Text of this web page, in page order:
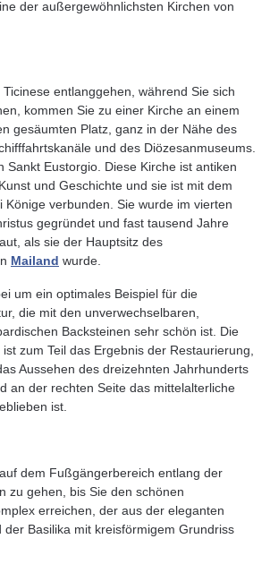
der außergewöhnlichsten Kirchen von
entlanggehen, während Sie sich
kommen Sie zu einer Kirche an einem
gesäumten Platz, ganz in der Nähe des
und des Diözesanmuseums.
Sankt Eustorgio. Diese Kirche ist antiken
und Geschichte und sie ist mit dem
Könige verbunden. Sie wurde im vierten
gegründet und fast tausend Jahre
als sie der Hauptsitz des
Mailand wurde.
um ein optimales Beispiel für die
die mit den unverwechselbaren,
Backsteinen sehr schön ist. Die
zum Teil das Ergebnis der Restaurierung,
Aussehen des dreizehnten Jahrhunderts
an der rechten Seite das mittelalterliche
ist.
dem Fußgängerbereich entlang der
zu gehen, bis Sie den schönen
erreichen, der aus der eleganten
der Basilika mit kreisförmigem Grundriss